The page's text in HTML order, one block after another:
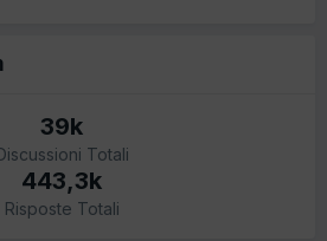
39k
Totali
443,3k
Risposte Totali